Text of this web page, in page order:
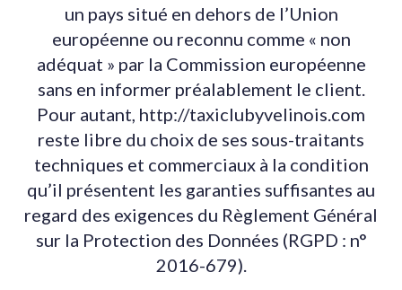
un pays situé en dehors de l’Union
européenne ou reconnu comme « non
adéquat » par la Commission européenne
sans en informer préalablement le client.
Pour autant, http://taxiclubyvelinois.com
reste libre du choix de ses sous-traitants
techniques et commerciaux à la condition
qu’il présentent les garanties suffisantes au
regard des exigences du Règlement Général
sur la Protection des Données (RGPD : n°
2016-679).